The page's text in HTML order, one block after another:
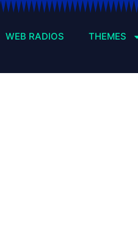
WEB RADIOS THEMES